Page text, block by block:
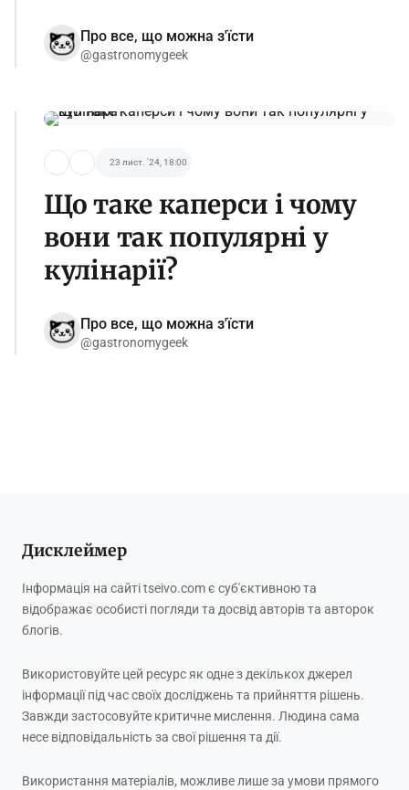
Про все, що можна з'їсти
@gastronomygeek
23 лист. '24, 18:00
Що таке каперси і чому
вони так популярні у
кулінарії?
Про все, що можна з'їсти
@gastronomygeek
Дисклеймер
Інформація на сайті tseivo.com є суб'єктивною та
відображає особисті погляди та досвід авторів та авторок
блогів.
Використовуйте цей ресурс як одне з декількох джерел
інформації під час своїх досліджень та прийняття рішень.
Завжди застосовуйте критичне мислення. Людина сама
несе відповідальність за свої рішення та дії.
Використання матеріалів, можливе лише за умови прямого